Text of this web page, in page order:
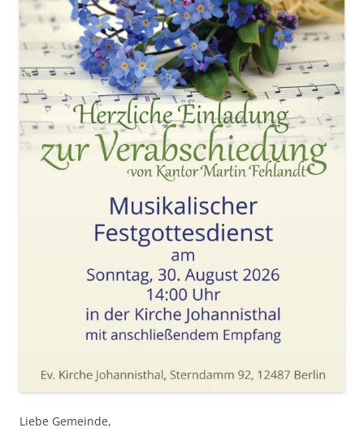
Liebe Gemeinde,